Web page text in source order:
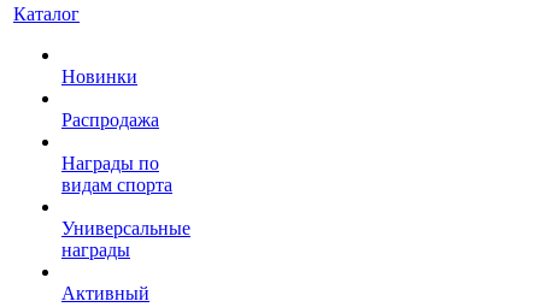
Каталог
Новинки
Распродажа
Награды по
видам спорта
Универсальные
награды
Активный